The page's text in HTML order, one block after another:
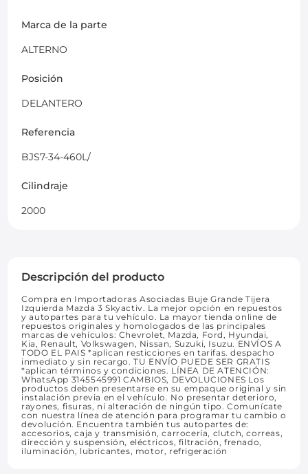
Marca de la parte
ALTERNO
Posición
DELANTERO
Referencia
BJS7-34-460L/
Cilindraje
2000
Descripción del producto
Compra en Importadoras Asociadas Buje Grande Tijera
Izquierda Mazda 3 Skyactiv. La mejor opción en repuestos
y autopartes para tu vehículo. La mayor tienda online de
repuestos originales y homologados de las principales
marcas de vehículos: Chevrolet, Mazda, Ford, Hyundai,
Kia, Renault, Volkswagen, Nissan, Suzuki, Isuzu. ENVÍOS A
TODO EL PAIS *aplican resticciones en tarifas. despacho
inmediato y sin recargo. TU ENVÍO PUEDE SER GRATIS
*aplican términos y condiciones. LÍNEA DE ATENCIÓN:
WhatsApp 3145545991 CAMBIOS, DEVOLUCIONES Los
productos deben presentarse en su empaque original y sin
instalación previa en el vehículo. No presentar deterioro,
rayones, fisuras, ni alteración de ningún tipo. Comunícate
con nuestra línea de atención para programar tu cambio o
devolución. Encuentra también tus autopartes de:
accesorios, caja y transmisión, carrocería, clutch, correas,
dirección y suspensión, eléctricos, filtración, frenado,
iluminación, lubricantes, motor, refrigeración